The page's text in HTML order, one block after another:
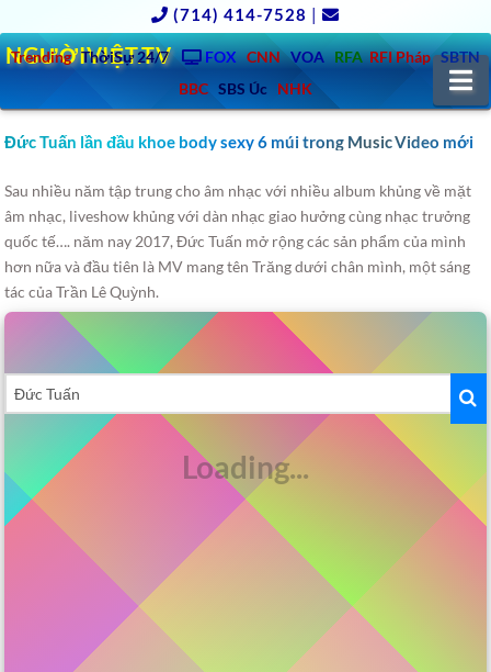
(714) 414-7528 |
Trending ThờiSự 24/7 FOX CNN VOA RFA RFI Pháp SBTN
BBC SBS Úc NHK
NGƯỜIVIỆT.TV
Đức Tuấn lần đầu khoe body sexy 6 múi trong Music Video mới
Sau nhiều năm tập trung cho âm nhạc với nhiều album khủng về mặt
âm nhạc, liveshow khủng với dàn nhạc giao hưởng cùng nhạc trưởng
quốc tế…. năm nay 2017, Đức Tuấn mở rộng các sản phẩm của mình
hơn nữa và đầu tiên là MV mang tên Trăng dưới chân mình, một sáng
tác của Trần Lê Quỳnh.
Videos Search